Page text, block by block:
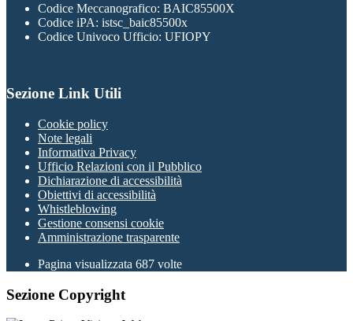
Codice Meccanografico: BAIC85500X
Codice iPA: istsc_baic85500x
Codice Univoco Ufficio: UFIOPY
Sezione Link Utili
Cookie policy
Note legali
Informativa Privacy
Ufficio Relazioni con il Pubblico
Dichiarazione di accessibilità
Obiettivi di accessibilità
Whistleblowing
Gestione consensi cookie
Amministrazione trasparente
Pagina visualizzata 687 volte
Sezione Copyright